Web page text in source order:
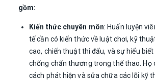
gồm:
Kiến thức chuyên môn: Huấn luyện
tế cần có kiến thức về luật chơi, kỹ
cao, chiến thuật thi đấu, và sự hiểu
chống chấn thương trong thể thao. Họ
cách phát hiện và sửa chữa các lỗi kỹ